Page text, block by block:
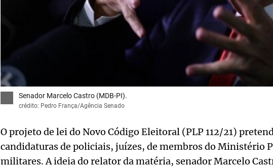
Senador Marcelo Castro (MDB-PI).
crédito: Pedro França/Agência Senado
O projeto de lei do Novo Código Eleitoral (PLP 112/21)
candidaturas de policiais, juízes, de membros do Ministério
militares. A ideia do relator da matéria, senador Marcelo